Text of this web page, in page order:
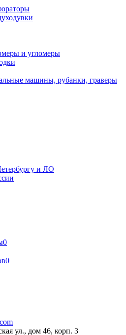
и угломеры
машины, рубанки, граверы
и ЛО
0
0
ул., дом 46, корп. 3